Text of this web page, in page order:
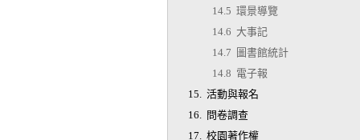
14.5 環景導覽
14.6 大事記
14.7 圖書館統計
14.8 電子報
15. 活動與報名
16. 問卷調查
17. 校園著作權